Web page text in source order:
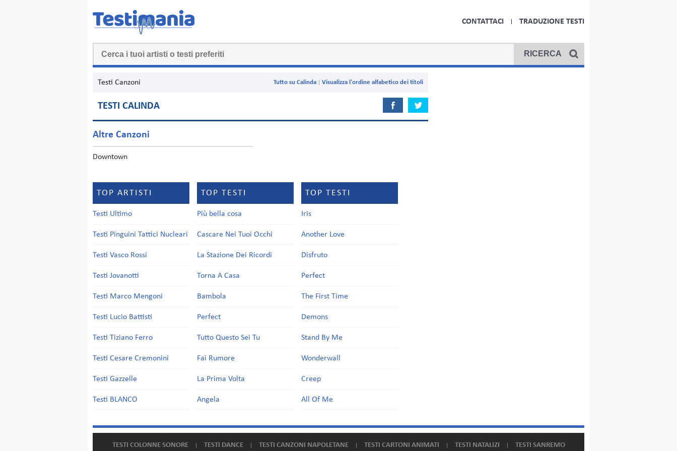
CONTATTACI TRADUZIONE TESTI
Testi Canzoni Visualizza l'ordine alfabetico dei titoli
Tutto su Calinda
TESTI CALINDA
Altre Canzoni
Downtown
TOP ARTISTI
Testi Ultimo
Testi Pinguini Tattici Nucleari
Testi Vasco Rossi
Testi Jovanotti
Testi Marco Mengoni
Testi Lucio Battisti
Testi Tiziano Ferro
Testi Cesare Cremonini
Testi Gazzelle
Testi BLANCO
TOP TESTI
Più bella cosa
Cascare Nei Tuoi Occhi
La Stazione Dei Ricordi
Torna A Casa
Bambola
Perfect
Tutto Questo Sei Tu
Fai Rumore
La Prima Volta
Angela
TOP TESTI
Iris
Another Love
Disfruto
Perfect
The First Time
Demons
Stand By Me
Wonderwall
Creep
All Of Me
TESTI COLONNE SONORE TESTI DANCE TESTI CANZONI NAPOLETANE TESTI CARTONI ANIMATI TESTI NATALIZI TESTI SANREMO